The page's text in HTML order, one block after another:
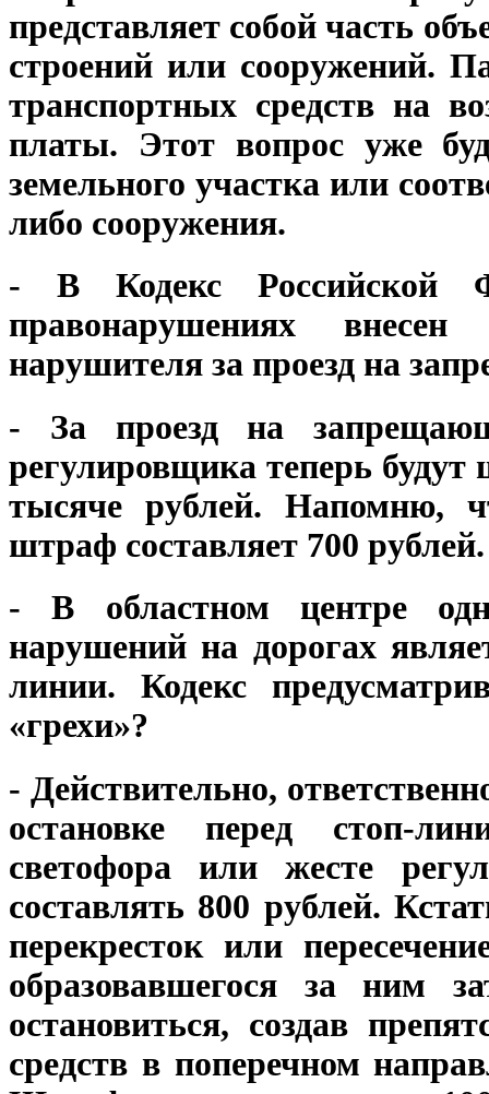
представляет собой часть
строений или сооружений.
транспортных средств на
платы. Этот вопрос уже
земельного участка или
либо сооружения.
- В Кодекс Российской
правонарушениях
нарушителя за проезд на
- За проезд на
регулировщика теперь
тысяче рублей. Напомню,
штраф составляет 700 рублей.
- В областном центре
нарушений на дорогах
линии. Кодекс
«грехи»?
- Действительно,
остановке перед стоп-
светофора или жесте
составлять 800 рублей.
перекресток или
образовавшегося за ним
остановиться, создав
средств в поперечном